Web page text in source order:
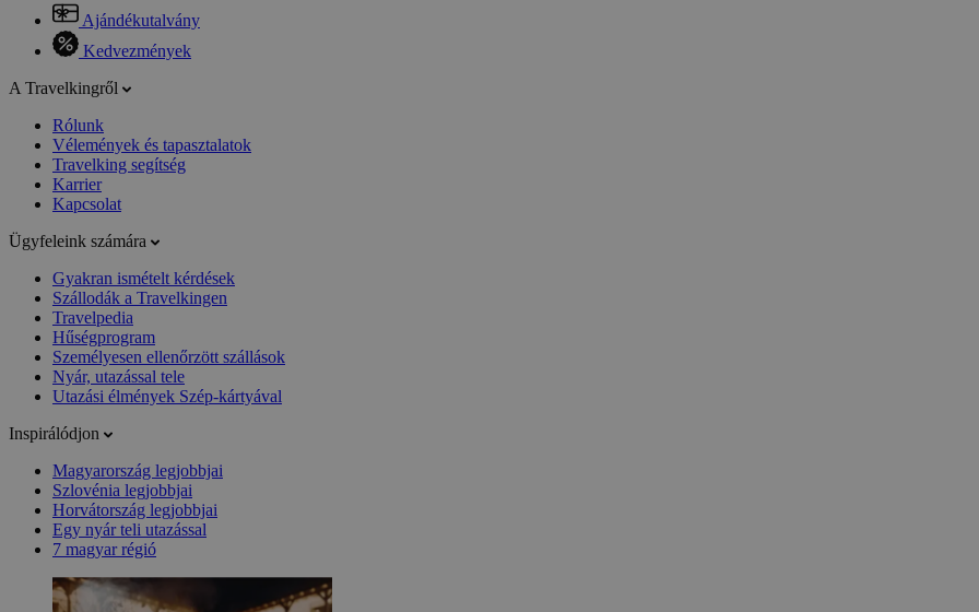
Ajándékutalvány
Kedvezmények
A Travelkingről
Rólunk
Vélemények és tapasztalatok
Travelking segítség
Karrier
Kapcsolat
Ügyfeleink számára
Gyakran ismételt kérdések
Szállodák a Travelkingen
Travelpedia
Hűségprogram
Személyesen ellenőrzött szállások
Nyár, utazással tele
Utazási élmények Szép-kártyával
Inspirálódjon
Magyarország legjobbjai
Szlovénia legjobbjai
Horvátország legjobbjai
Egy nyár teli utazással
7 magyar régió